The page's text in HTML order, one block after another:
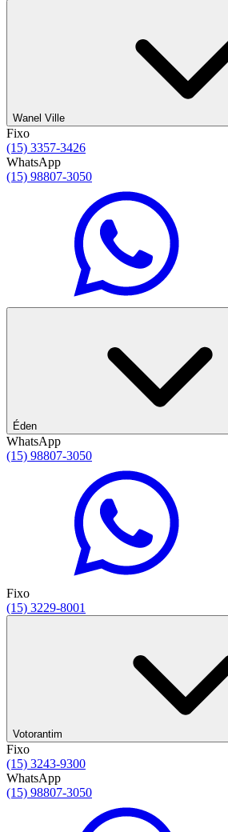
Wanel Ville
Fixo
(15) 3357-3426
WhatsApp
(15) 98807-3050
Éden
WhatsApp
(15) 98807-3050
Fixo
(15) 3229-8001
Votorantim
Fixo
(15) 3243-9300
WhatsApp
(15) 98807-3050